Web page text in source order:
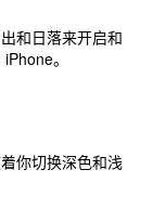
和日落来开启和
。
你切换深色和浅